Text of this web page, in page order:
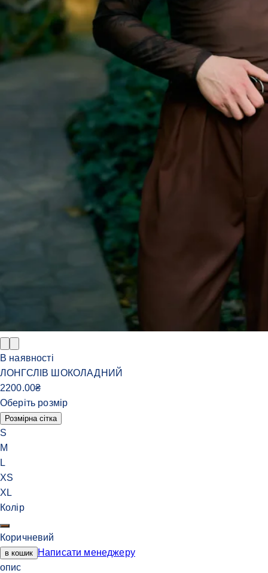
В наявності
ЛОНГСЛІВ ШОКОЛАДНИЙ
2200.00₴
Оберіть розмір
Розмірна сітка
S
M
L
XS
XL
Колір
Коричневий
в кошик
Написати менеджеру
опис